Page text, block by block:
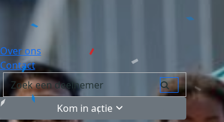
Over ons
Contact
Kom in actie